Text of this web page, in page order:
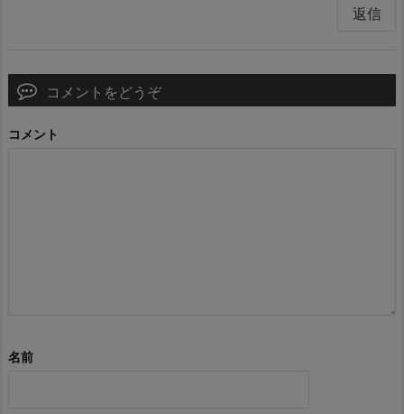
返信
コメントをどうぞ
コメント
名前